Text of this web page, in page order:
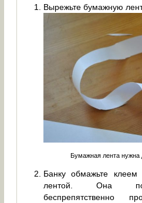
Вырежьте бумажную
Бумажная лента нужна
Банку обмажьте
лентой. Она
беспрепятственно